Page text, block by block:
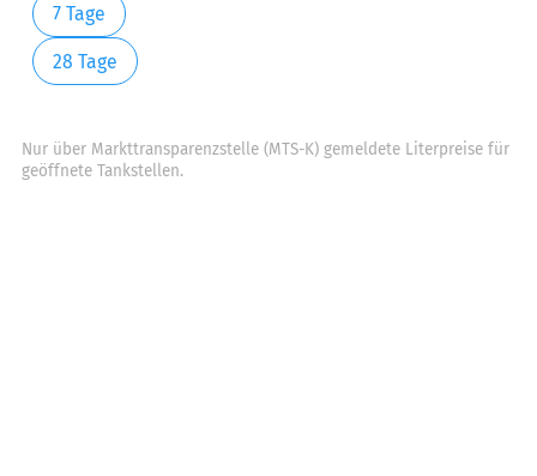
7 Tage
28 Tage
Nur über Markttransparenzstelle (MTS-K) gemeldete Literpreise für
geöffnete Tankstellen.